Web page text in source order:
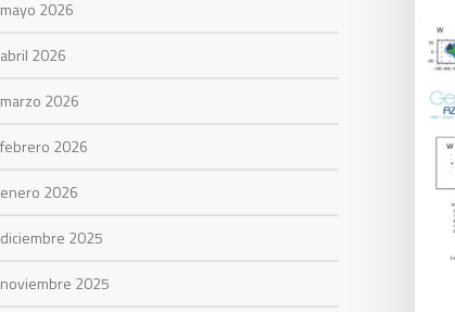
mayo 2026
abril 2026
marzo 2026
febrero 2026
enero 2026
diciembre 2025
noviembre 2025